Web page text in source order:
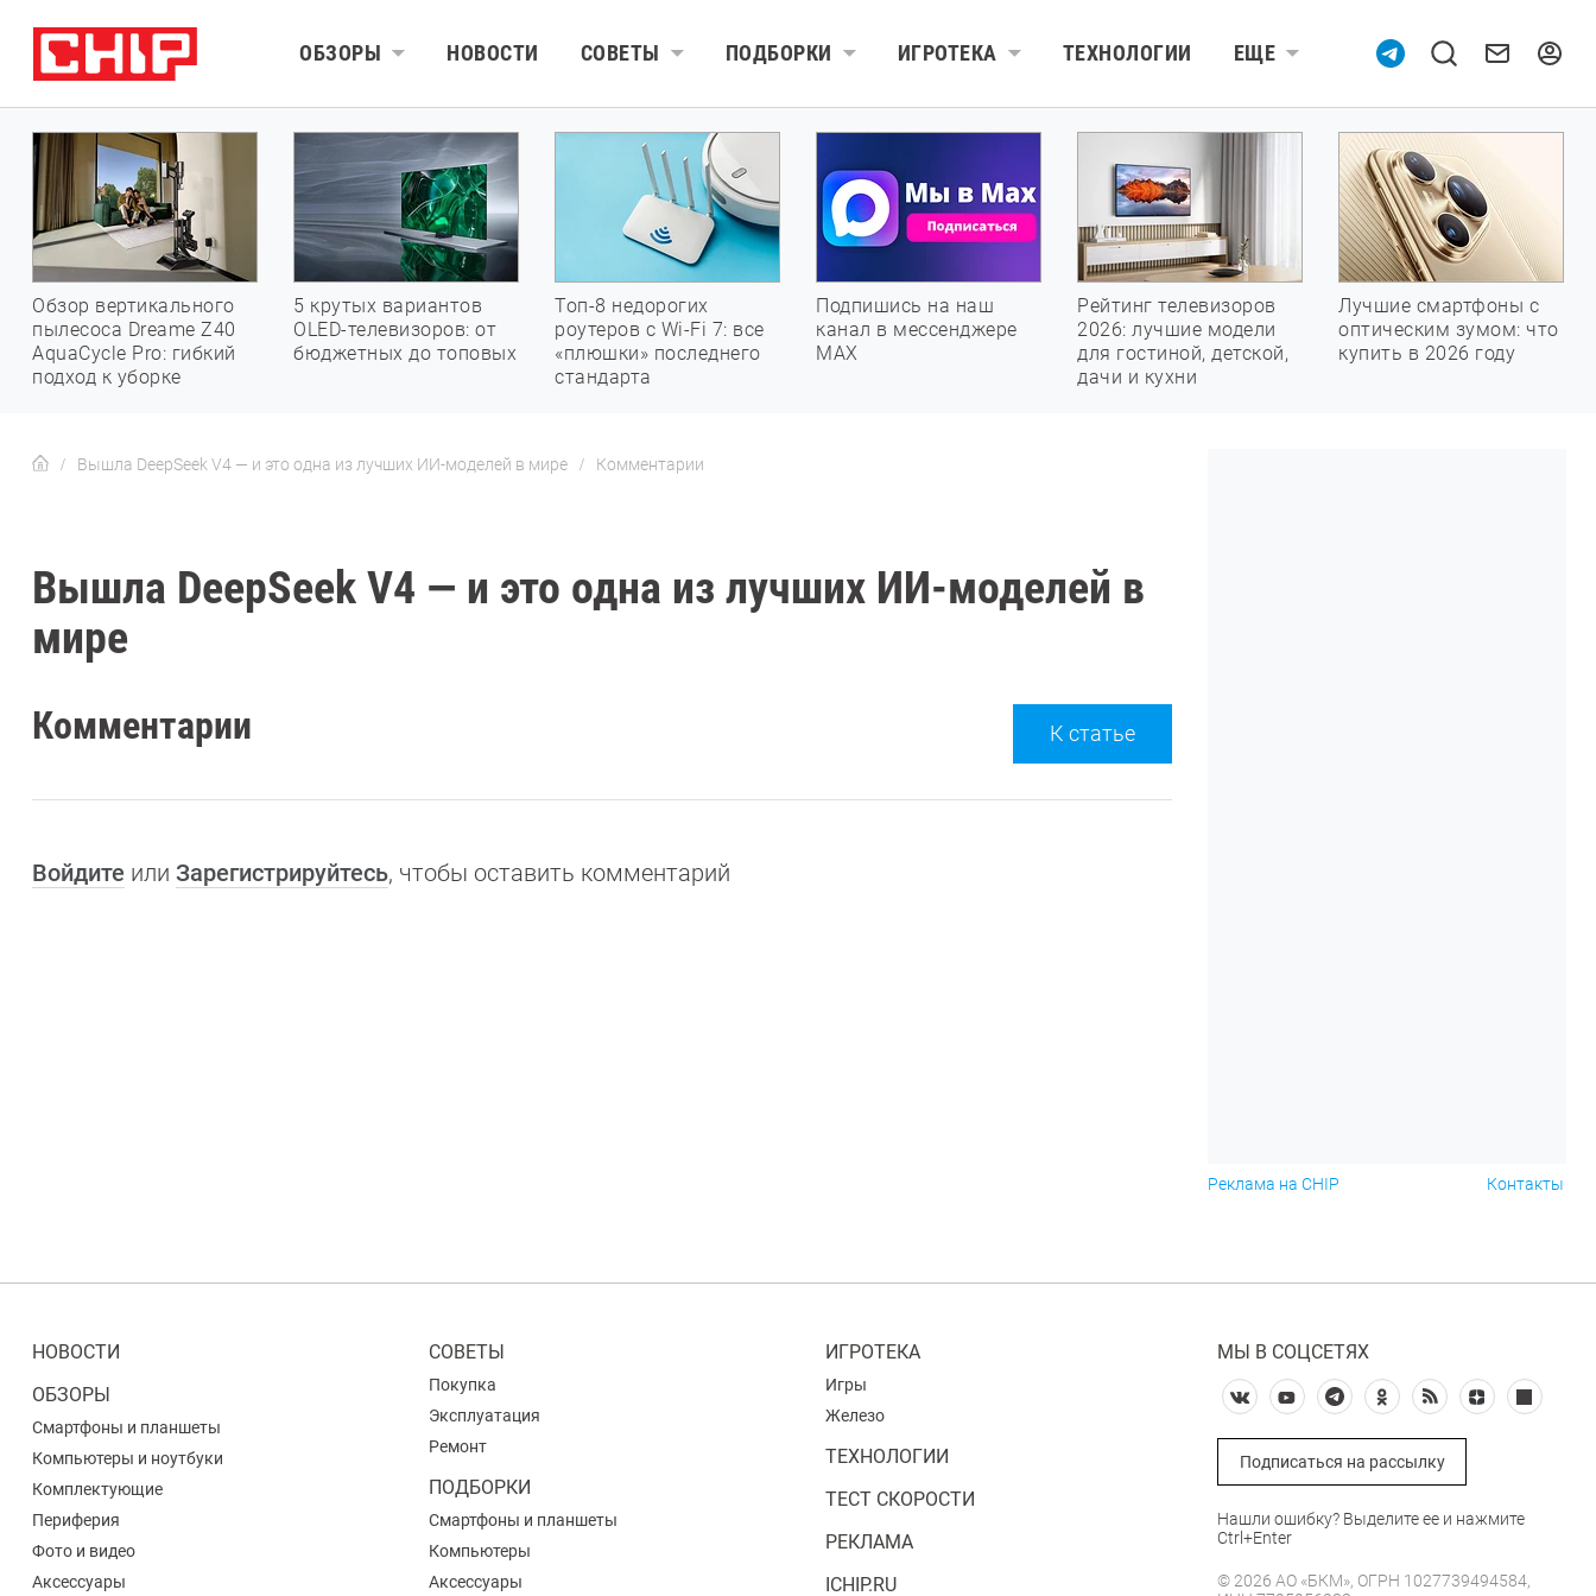
ОБЗОРЫ НОВОСТИ СОВЕТЫ ПОДБОРКИ ИГРОТЕКА ТЕХНОЛОГИИ ЕЩЕ
Обзор вертикального
пылесоса Dreame Z40
AquaCycle Pro: гибкий
подход к уборке
5 крутых вариантов
OLED-телевизоров: от
бюджетных до топовых
Топ-8 недорогих
роутеров с Wi-Fi 7: все
«плюшки» последнего
стандарта
Подпишись на наш
канал в мессенджере
МАХ
Рейтинг телевизоров
2026: лучшие модели
для гостиной, детской,
дачи и кухни
Лучшие смартфоны с
оптическим зумом: что
купить в 2026 году
Вышла DeepSeek V4 — и это одна из лучших ИИ-моделей в мире Комментарии
Вышла DeepSeek V4 — и это одна из лучших ИИ-моделей в
мире
Комментарии К статье
Войдите или Зарегистрируйтесь, чтобы оставить комментарий
Реклама на CHIP Контакты
НОВОСТИ
ОБЗОРЫ
Смартфоны и планшеты
Компьютеры и ноутбуки
Комплектующие
Периферия
Фото и видео
Аксессуары
СОВЕТЫ
Покупка
Эксплуатация
Ремонт
ПОДБОРКИ
Смартфоны и планшеты
Компьютеры
Аксессуары
ИГРОТЕКА
Игры
Железо
ТЕХНОЛОГИИ
ТЕСТ СКОРОСТИ
РЕКЛАМА
ICHIP.RU
МЫ В СОЦСЕТЯХ
Подписаться на рассылку
Нашли ошибку? Выделите ее и нажмите
Ctrl+Enter
© 2026 АО «БКМ», ОГРН 1027739494584,